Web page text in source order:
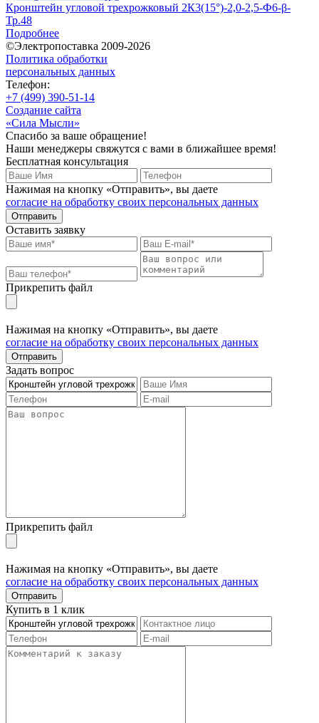
Кронштейн угловой трехрожковый 2К3(15°)-2,0-2,5-Ф6-β-
Тр.48
Подробнее
©Электропоставка 2009-2026
Политика обработки
персональных данных
Телефон:
+7 (499) 390-51-14
Создание сайта
«Сила Мысли»
Спасибо за ваше обращение!
Наши менеджеры свяжутся с вами в ближайшее время!
Бесплатная консультация
Нажимая на кнопку «Отправить», вы даете
согласие на обработку своих персональных данных
Отправить
Оставить заявку
Прикрепить файл
Нажимая на кнопку «Отправить», вы даете
согласие на обработку своих персональных данных
Отправить
Задать вопрос
Прикрепить файл
Нажимая на кнопку «Отправить», вы даете
согласие на обработку своих персональных данных
Отправить
Купить в 1 клик